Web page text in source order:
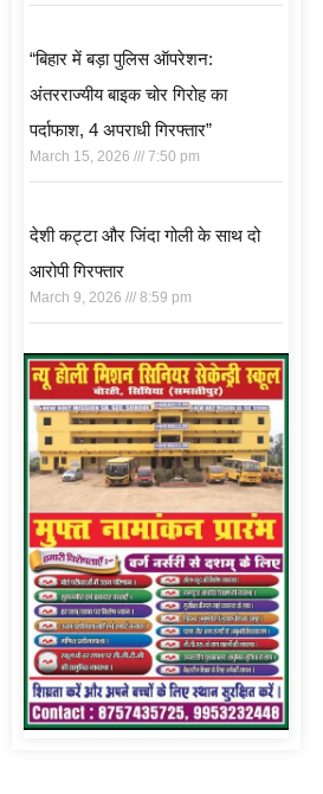
“बिहार में बड़ा पुलिस ऑपरेशन:
अंतरराज्यीय बाइक चोर गिरोह का
पर्दाफाश, 4 अपराधी गिरफ्तार”
March 15, 2026 7:50 pm
देशी कट्टा और जिंदा गोली के साथ दो
आरोपी गिरफ्तार
March 9, 2026 8:59 pm